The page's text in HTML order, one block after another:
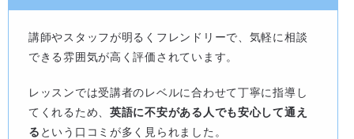
講師やスタッフが明るくフレンドリーで、気軽に相談
できる雰囲気が高く評価されています。
レッスンでは受講者のレベルに合わせて丁寧に指導し
てくれるため、英語に不安がある人でも安心して通え
る という口コミが多く見られました。